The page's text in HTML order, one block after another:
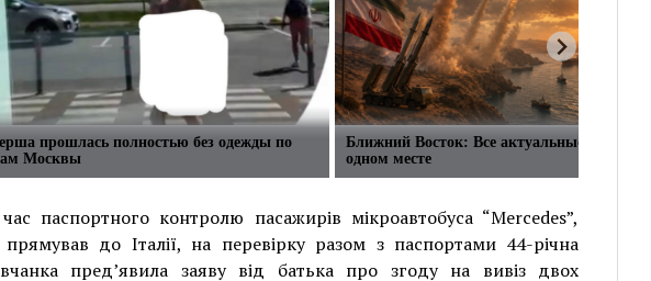
прошлась полностью без одежды по
Москвы
Ближний Восток: Все актуальные новости в
одном месте
паспортного контролю пасажирів мікроавтобуса “Mercedes”,
до Італії, на перевірку разом з паспортами 44-річна
пред’явила заяву від батька про згоду на вивіз двох